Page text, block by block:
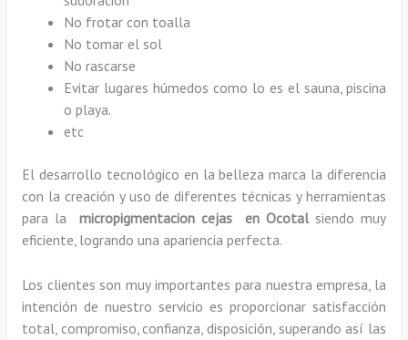
No frotar con toalla
No tomar el sol
No rascarse
Evitar lugares húmedos como lo es el sauna, piscina
o playa.
etc
El desarrollo tecnológico en la belleza marca la diferencia
con la creación y uso de diferentes técnicas y herramientas
para la micropigmentacion cejas en Ocotalsiendo muy
eficiente, logrando una apariencia perfecta.
Los clientes son muy importantes para nuestra empresa, la
intención de nuestro servicio es proporcionar satisfacción
total, compromiso, confianza, disposición, superando así las